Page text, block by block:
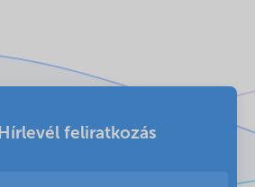
Hírlevél feliratkozás